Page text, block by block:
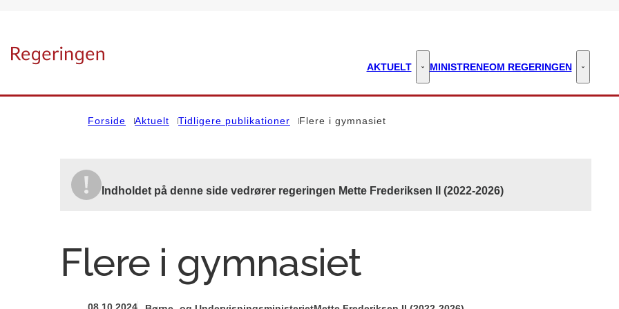
AKTUELT Aktuelt - Flere links
MINISTRENEOM REGERINGEN Om
Forside Aktuelt Tidligere publikationer Flere i gymnasiet
Indholdet på denne side vedrører regeringen Mette Frederiksen II (2022-2026)
Flere i gymnasiet
08.10.2024